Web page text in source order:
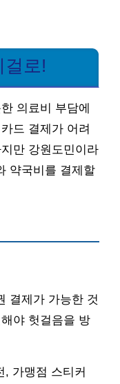
걸로!
의료비 부담에
드 결제가 어려
만 강원도민이라
약국비를 결제할
결제가 가능한 것
야 헛걸음을 방
, 가맹점 스티커